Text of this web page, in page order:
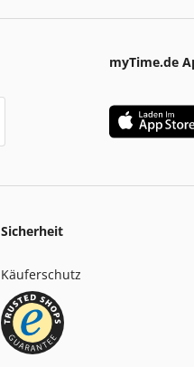
myTime.de
Sicherheit
Käuferschutz